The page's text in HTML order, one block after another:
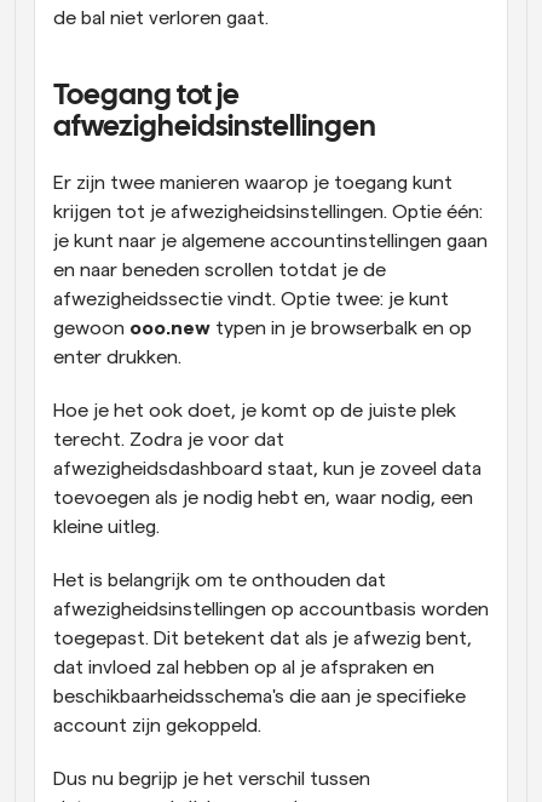
de bal niet verloren gaat.
Toegang tot je
afwezigheidsinstellingen
Er zijn twee manieren waarop je toegang kunt
krijgen tot je afwezigheidsinstellingen. Optie één:
je kunt naar je algemene accountinstellingen gaan
en naar beneden scrollen totdat je de
afwezigheidssectie vindt. Optie twee: je kunt
gewoon ooo.new typen in je browserbalk en op
enter drukken.
Hoe je het ook doet, je komt op de juiste plek
terecht. Zodra je voor dat
afwezigheidsdashboard staat, kun je zoveel data
toevoegen als je nodig hebt en, waar nodig, een
kleine uitleg.
Het is belangrijk om te onthouden dat
afwezigheidsinstellingen op accountbasis worden
toegepast. Dit betekent dat als je afwezig bent,
dat invloed zal hebben op al je afspraken en
beschikbaarheidsschema's die aan je specifieke
account zijn gekoppeld.
Dus nu begrijp je het verschil tussen